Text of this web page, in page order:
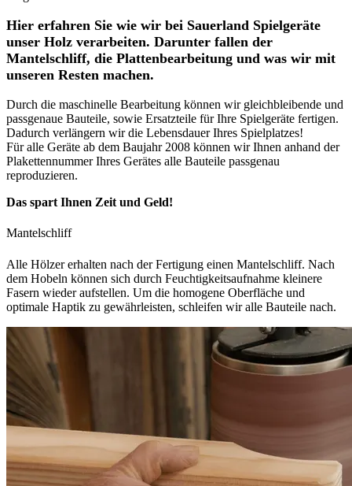
Hier erfahren Sie wie wir bei Sauerland Spielgeräte
unser Holz verarbeiten. Darunter fallen der
Mantelschliff, die Plattenbearbeitung und was wir mit
unseren Resten machen.
Durch die maschinelle Bearbeitung können wir gleichbleibende und
passgenaue Bauteile, sowie Ersatzteile für Ihre Spielgeräte fertigen.
Dadurch verlängern wir die Lebensdauer Ihres Spielplatzes!
Für alle Geräte ab dem Baujahr 2008 können wir Ihnen anhand der
Plakettennummer Ihres Gerätes alle Bauteile passgenau
reproduzieren.
Das spart Ihnen Zeit und Geld!
Mantelschliff
Alle Hölzer erhalten nach der Fertigung einen Mantelschliff. Nach
dem Hobeln können sich durch Feuchtigkeitsaufnahme kleinere
Fasern wieder aufstellen. Um die homogene Oberfläche und
optimale Haptik zu gewährleisten, schleifen wir alle Bauteile nach.